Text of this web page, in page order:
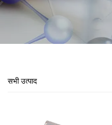
सभी उत्पाद